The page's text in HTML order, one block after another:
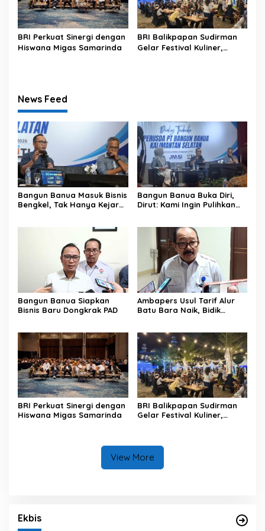
BRI Perkuat Sinergi dengan
Hiswana Migas Samarinda
BRI Balikpapan Sudirman
Gelar Festival Kuliner,
News Feed
Bangun Banua Masuk Bisnis
Bengkel, Tak Hanya Kejar
Bangun Banua Buka Diri,
Dirut: Kami Ingin Pulihkan
Bangun Banua Siapkan
Bisnis Baru Dongkrak PAD
Ambapers Usul Tarif Alur
Batu Bara Naik, Bidik
BRI Perkuat Sinergi dengan
Hiswana Migas Samarinda
BRI Balikpapan Sudirman
Gelar Festival Kuliner,
View More
Ekbis